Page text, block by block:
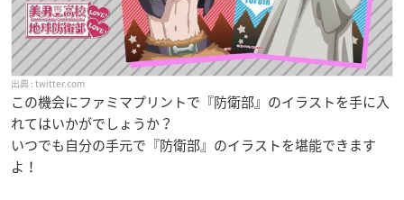
twitter.com
この機会にファミマプリントで『防衛部』のイラストを手に入
れてはいかがでしょうか？
いつでも自分の手元で『防衛部』のイラストを堪能できます
よ！